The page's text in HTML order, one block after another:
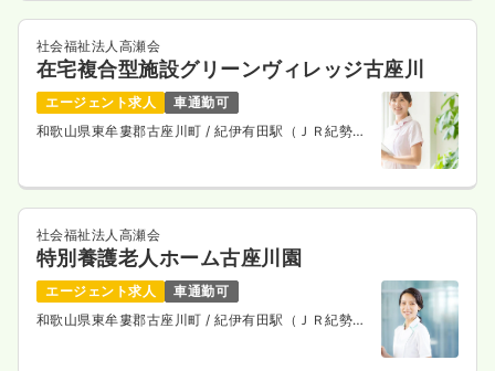
社会福祉法人高瀬会
在宅複合型施設グリーンヴィレッジ古座川
エージェント求人
車通勤可
和歌山県東牟婁郡古座川町/ 紀伊有田駅（ＪＲ紀勢本
社会福祉法人高瀬会
特別養護老人ホーム古座川園
エージェント求人
車通勤可
和歌山県東牟婁郡古座川町/ 紀伊有田駅（ＪＲ紀勢本